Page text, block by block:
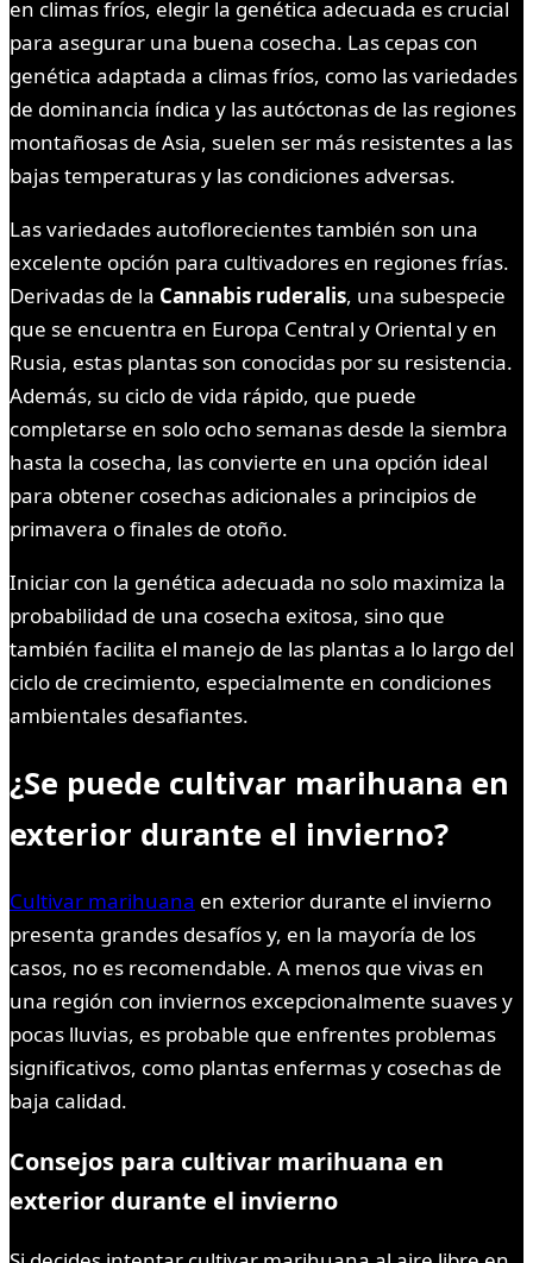
en climas fríos, elegir la genética adecuada es crucial
para asegurar una buena cosecha. Las cepas con
genética adaptada a climas fríos, como las variedades
de dominancia índica y las autóctonas de las regiones
montañosas de Asia, suelen ser más resistentes a las
bajas temperaturas y las condiciones adversas.
Las variedades autoflorecientes también son una
excelente opción para cultivadores en regiones frías.
Derivadas de la Cannabis ruderalis, una subespecie
que se encuentra en Europa Central y Oriental y en
Rusia, estas plantas son conocidas por su resistencia.
Además, su ciclo de vida rápido, que puede
completarse en solo ocho semanas desde la siembra
hasta la cosecha, las convierte en una opción ideal
para obtener cosechas adicionales a principios de
primavera o finales de otoño.
Iniciar con la genética adecuada no solo maximiza la
probabilidad de una cosecha exitosa, sino que
también facilita el manejo de las plantas a lo largo del
ciclo de crecimiento, especialmente en condiciones
ambientales desafiantes.
¿Se puede cultivar marihuana en
exterior durante el invierno?
Cultivar marihuana en exterior durante el invierno
presenta grandes desafíos y, en la mayoría de los
casos, no es recomendable. A menos que vivas en
una región con inviernos excepcionalmente suaves y
pocas lluvias, es probable que enfrentes problemas
significativos, como plantas enfermas y cosechas de
baja calidad.
Consejos para cultivar marihuana en
exterior durante el invierno